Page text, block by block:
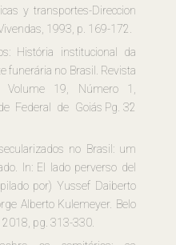
y transportes-Direccion
1993, p. 169-172.
História institucional da
funerária no Brasil. Revista
19, Número 1,
Federal de Goiás Pg. 32
secularizados no Brasil: um
In: El lado perverso del
por) Yussef Daiberto
Alberto Kulemeyer. Belo
2018, pg. 313-330.